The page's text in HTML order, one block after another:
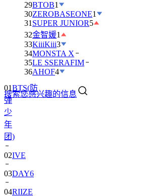
29BTOB1
30ZEROBASEONE1
31 SUPER JUNIOR5
32金智媛1
33KiiiKiii3
34MONSTA X
35LE SSERAFIM
36AHOF4
搜索您感兴趣的信息
BTS(防
少
年
团)
02IVE
03DAY6
04RIIZE
05NCT